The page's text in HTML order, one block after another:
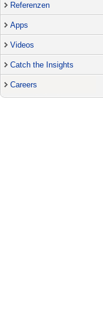
Referenzen
Apps
Videos
Catch the Insights
Careers